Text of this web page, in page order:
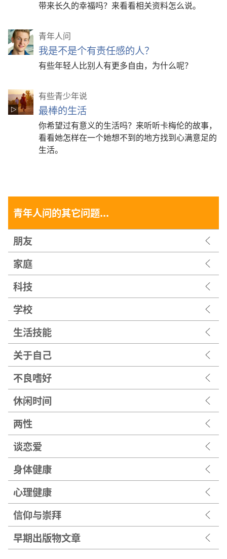
带来长久的幸福吗？来看看相关资料怎么说。
青年人问
我是不是个有责任感的人？
有些年轻人比别人有更多自由，为什么呢？
有些青少年说
最棒的生活
你希望过有意义的生活吗？来听听卡梅伦的故事，
看看她怎样在一个她想不到的地方找到心满意足的
生活。
青年人问的其它问题...
朋友
家庭
科技
学校
生活技能
关于自己
不良嗜好
休闲时间
两性
谈恋爱
身体健康
心理健康
信仰与崇拜
早期出版物文章